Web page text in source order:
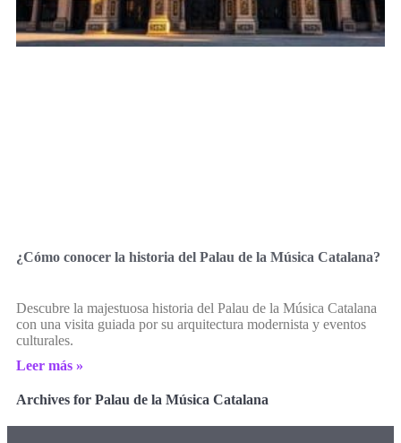
¿Cómo conocer la historia del Palau de la Música Catalana?
Descubre la majestuosa historia del Palau de la Música Catalana
con una visita guiada por su arquitectura modernista y eventos
culturales.
Leer más »
Archives for Palau de la Música Catalana